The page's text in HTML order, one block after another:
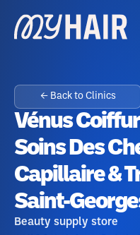
← Back to Clinics
Vénus
Soins Des
Capillaire &
Saint-
Beauty supply store